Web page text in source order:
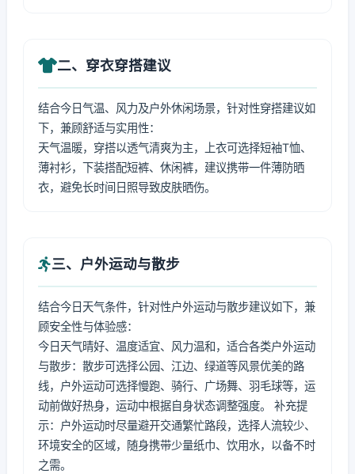
二、穿衣穿搭建议
结合今日气温、风力及户外休闲场景，针对性穿搭建议如
下，兼顾舒适与实用性：
天气温暖，穿搭以透气清爽为主，上衣可选择短袖T恤、
薄衬衫，下装搭配短裤、休闲裤，建议携带一件薄防晒
衣，避免长时间日照导致皮肤晒伤。
三、户外运动与散步
结合今日天气条件，针对性户外运动与散步建议如下，兼
顾安全性与体验感：
今日天气晴好、温度适宜、风力温和，适合各类户外运动
与散步：散步可选择公园、江边、绿道等风景优美的路
线，户外运动可选择慢跑、骑行、广场舞、羽毛球等，运
动前做好热身，运动中根据自身状态调整强度。 补充提
示：户外运动时尽量避开交通繁忙路段，选择人流较少、
环境安全的区域，随身携带少量纸巾、饮用水，以备不时
之需。